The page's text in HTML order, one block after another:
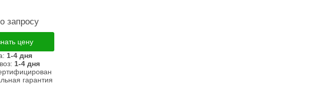
запросу
цену
1-4 дня
1-4 дня
гарантия